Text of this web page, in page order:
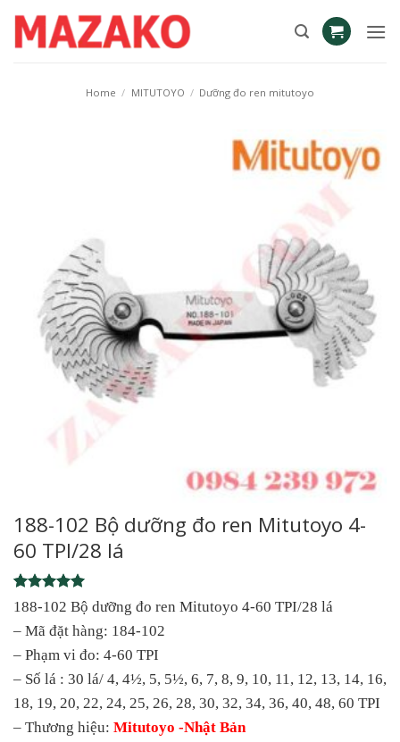
content
Home / MITUTOYO / Dưỡng đo ren mitutoyo
188-102 Bộ dưỡng đo ren Mitutoyo 4-
60 TPI/28 lá
Rated5
out of 5
based on
1
rating
188-102 Bộ dưỡng đo ren Mitutoyo 4-60 TPI/28 lá
– Mã đặt hàng: 184-102
– Phạm vi đo: 4-60 TPI
– Số lá : 30 lá/ 4, 4½, 5, 5½, 6, 7, 8, 9, 10, 11, 12, 13, 14, 16,
18, 19, 20, 22, 24, 25, 26, 28, 30, 32, 34, 36, 40, 48, 60 TPI
– Thương hiệu: Mitutoyo -Nhật Bản